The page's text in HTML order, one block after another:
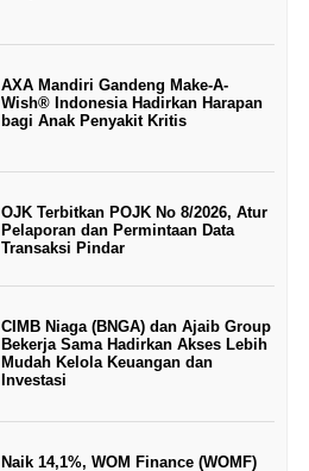
AXA Mandiri Gandeng Make-A-
Wish® Indonesia Hadirkan Harapan
bagi Anak Penyakit Kritis
OJK Terbitkan POJK No 8/2026, Atur
Pelaporan dan Permintaan Data
Transaksi Pindar
CIMB Niaga (BNGA) dan Ajaib Group
Bekerja Sama Hadirkan Akses Lebih
Mudah Kelola Keuangan dan
Investasi
Naik 14,1%, WOM Finance (WOMF)